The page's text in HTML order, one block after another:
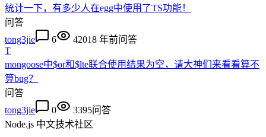
统计一下，有多少人在egg中使用了TS功能！
问答
tong3jie
6 42018 年前问答
T
mongoose中$or和$lte联合使用结果为空，请大神们来看看算不
算bug？
问答
tong3jie
0 3395问答
Node.js 中文技术社区